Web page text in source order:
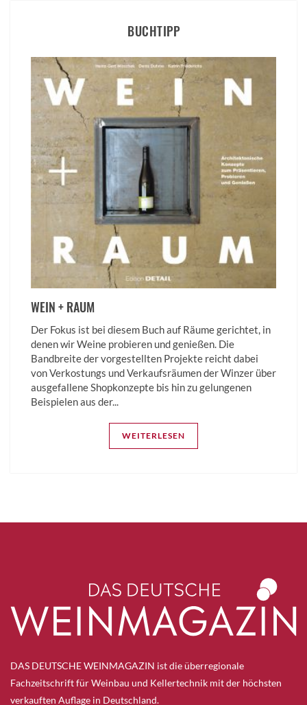
BUCHTIPP
WEIN + RAUM
Der Fokus ist bei diesem Buch auf Räume gerichtet, in
denen wir Weine probieren und genießen. Die
Bandbreite der vorgestellten Projekte reicht dabei
von Verkostungs und Verkaufsräumen der Winzer über
ausgefallene Shopkonzepte bis hin zu gelungenen
Beispielen aus der...
WEITERLESEN
DAS DEUTSCHE WEINMAGAZIN ist die überregionale
Fachzeitschrift für Weinbau und Kellertechnik mit der höchsten
verkauften Auflage in Deutschland.